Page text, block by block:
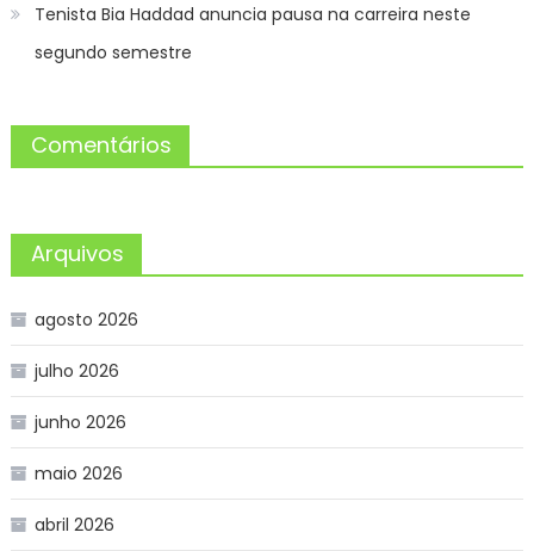
Tenista Bia Haddad anuncia pausa na carreira neste
segundo semestre
Comentários
Arquivos
agosto 2026
julho 2026
junho 2026
maio 2026
abril 2026